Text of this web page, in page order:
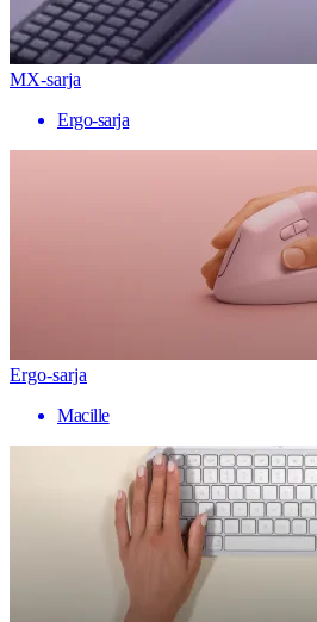
MX-sarja
Ergo-sarja
Ergo-sarja
Macille